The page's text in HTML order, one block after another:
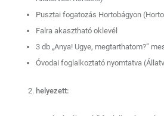
Pusztai fogatozás Hortobágyon
Falra akasztható oklevél
3 db „Anya! Ugye, megtarthatom?”
Óvodai foglalkoztató nyomtatva
helyezett: